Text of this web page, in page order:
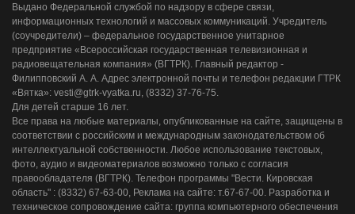
Выдано Федеральной службой по надзору в сфере связи,
информационных технологий и массовых коммуникаций. Учредитель
(соучредители) – федеральное государственное унитарное
предприятие «Всероссийская государственная телевизионная и
радиовещательная компания» (ВГТРК). Главный редактор -
Филипповский А. А. Адрес электронной почты и телефон редакции ГТРК
«Вятка»: vesti@gtrk-vyatka.ru, (8332) 37-76-75.
Для детей старше 16 лет.
Все права на любые материалы, опубликованные на сайте, защищены в
соответствии с российским и международным законодательством об
интеллектуальной собственности. Любое использование текстовых,
фото, аудио и видеоматериалов возможно только с согласия
правообладателя (ВГТРК). Телефон программы "Вести. Кировская
область" : (8332) 67-63-00, Реклама на сайте: т.67-67-00. Разработка и
техническое сопровождение сайта: группа компьютерного обеспечения